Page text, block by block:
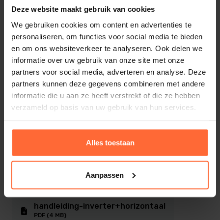
Deze website maakt gebruik van cookies
We gebruiken cookies om content en advertenties te
personaliseren, om functies voor social media te bieden
en om ons websiteverkeer te analyseren. Ook delen we
informatie over uw gebruik van onze site met onze
partners voor social media, adverteren en analyse. Deze
partners kunnen deze gegevens combineren met andere
informatie die u aan ze heeft verstrekt of die ze hebben
verzameld op basis van uw gebruik van hun services.
Alles toestaan
Aanpassen
Live weergave van de snelheid en de
zwembadtemperatuur .
Wifi aansluiting
1. Service ondersteuning met 1 klik
WAAROM EEN INVERTER+
Revolutionaire Inverter technologie
Betaal 1kW en krijg hier 16kW warmte voor terug
! dus een maximale C.O.P. van 16!
Extreem stille werking,
Merk
Fairland
Max. volume zwembad
25 - 45 m³
Opgenomen vermogen lucht 24 - water 26
COP-waarde bij lucht 24˚C - water 26˚C
Verwarmingscapaciteit lucht 15˚C - water 26˚C
7,3 kW
COP-waarde bij lucht 15˚C - water 26˚C
7.3
COP-waarde bij lucht 15˚C - water 26˚C bij
technische-info-inverter
PDF (715 KB)
handleiding-inverter+horizontaal
PDF (4 MB)